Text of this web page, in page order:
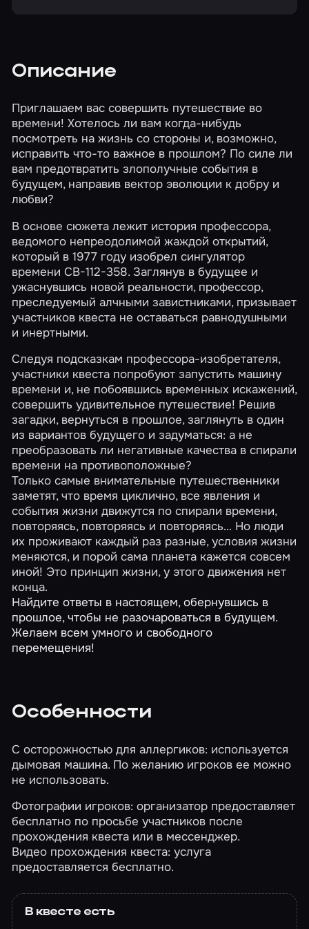
Описание
Приглашаем вас совершить путешествие во
времени! Хотелось ли вам когда-нибудь
посмотреть на жизнь со стороны и, возможно,
исправить что-то важное в прошлом? По силе ли
вам предотвратить злополучные события в
будущем, направив вектор эволюции к добру и
любви?
В основе сюжета лежит история профессора,
ведомого непреодолимой жаждой открытий,
который в 1977 году изобрел сингулятор
времени СВ-112-358. Заглянув в будущее и
ужаснувшись новой реальности, профессор,
преследуемый алчными завистниками, призывает
участников квеста не оставаться равнодушными
и инертными.
Следуя подсказкам профессора-изобретателя,
участники квеста попробуют запустить машину
времени и, не побоявшись временных искажений,
совершить удивительное путешествие! Решив
загадки, вернуться в прошлое, заглянуть в один
из вариантов будущего и задуматься: а не
преобразовать ли негативные качества в спирали
времени на противоположные?
Только самые внимательные путешественники
заметят, что время циклично, все явления и
события жизни движутся по спирали времени,
повторяясь, повторяясь и повторяясь… Но люди
их проживают каждый раз разные, условия жизни
меняются, и порой сама планета кажется совсем
иной! Это принцип жизни, у этого движения нет
конца.
Найдите ответы в настоящем, обернувшись в
прошлое, чтобы не разочароваться в будущем.
Желаем всем умного и свободного
перемещения!
Особенности
С осторожностью для аллергиков: используется
дымовая машина. По желанию игроков ее можно
не использовать.
Фотографии игроков: организатор предоставляет
бесплатно по просьбе участников после
прохождения квеста или в мессенджер.
Видео прохождения квеста: услуга
предоставляется бесплатно.
В квесте есть